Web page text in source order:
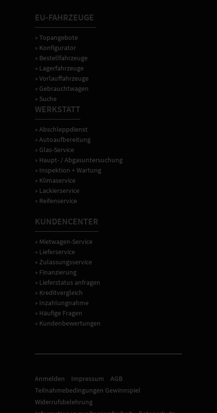
EU-FAHRZEUGE
» Topangebote
» Konfigurator
» Bestellfahrzeuge
» Lagerfahrzeuge
» Vorlauffahrzeuge
» Gebrauchtwagen
» Suche
WERKSTATT
» Abschleppdienst
» Autoaufbereitung
» Glas-Service
» Haupt- / Abgasuntersuchung
» Inspektion + Wartung
» Klimaservice
» Lackierservice
» Reifenservice
KUNDENCENTER
» Mietwagen-Service
» Lieferservice
» Zulassungsservice
» Finanzierung
» Lieferstatus anfragen
» Kreditvergleich
» Inzahlungnahme
» Häufige Fragen
» Kundenbewertungen
Anmelden Impressum
AGB
Teilnahmebedingungen Gewinnspiel
Widerrufsbelehrung